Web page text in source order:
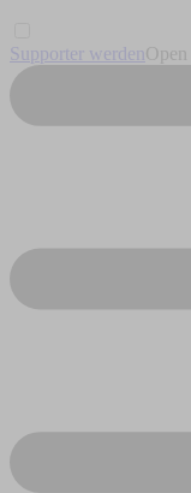
Supporter werden Open